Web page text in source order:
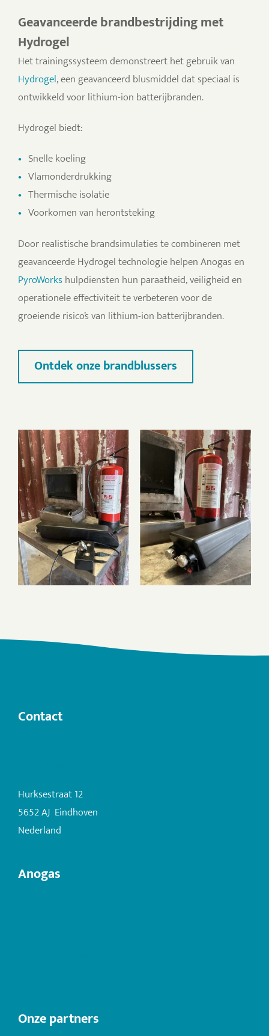
Geavanceerde brandbestrijding met
Hydrogel
Het trainingssysteem demonstreert het gebruik van
Hydrogel, een geavanceerd blusmiddel dat speciaal is
ontwikkeld voor lithium-ion batterijbranden.
Hydrogel biedt:
Snelle koeling
Vlamonderdrukking
Thermische isolatie
Voorkomen van herontsteking
Door realistische brandsimulaties te combineren met
geavanceerde Hydrogel technologie helpen Anogas en
PyroWorks hulpdiensten hun paraatheid, veiligheid en
operationele effectiviteit te verbeteren voor de
groeiende risico’s van lithium-ion batterijbranden.
Ontdek onze brandblussers
Contact
Hurksestraat 12
5652 AJ Eindhoven
Nederland
Anogas
Onze partners